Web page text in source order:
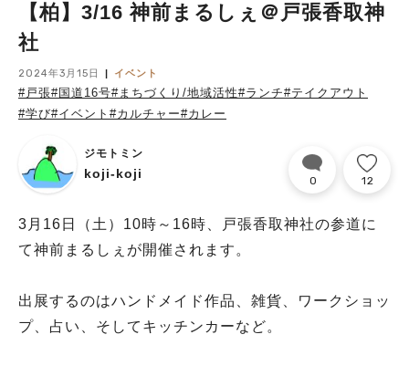
【柏】3/16 神前まるしぇ＠戸張香取神
社
2024年3月15日 イベント
#戸張#国道16号#まちづくり/地域活性#ランチ#テイクアウト
#学び#イベント #カルチャー#カレー
ジモトミン
koji-koji 0 12
3月16日（土）10時～16時、戸張香取神社の参道に
て神前まるしぇが開催されます。
出展するのはハンドメイド作品、雑貨、ワークショッ
プ、占い、そしてキッチンカーなど。